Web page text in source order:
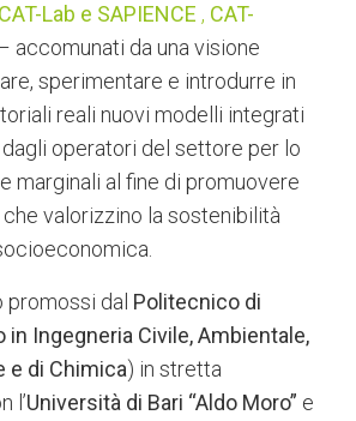
Lab e SAPIENCE , CAT-
accomunati da una visione
sperimentare e introdurre in
reali nuovi modelli integrati
operatori del settore per lo
marginali al fine di promuovere
valorizzino la sostenibilità
dal Politecnico di
in Ingegneria Civile, Ambientale,
e di Chimica) in stretta
l’Università di Bari “Aldo Moro” e